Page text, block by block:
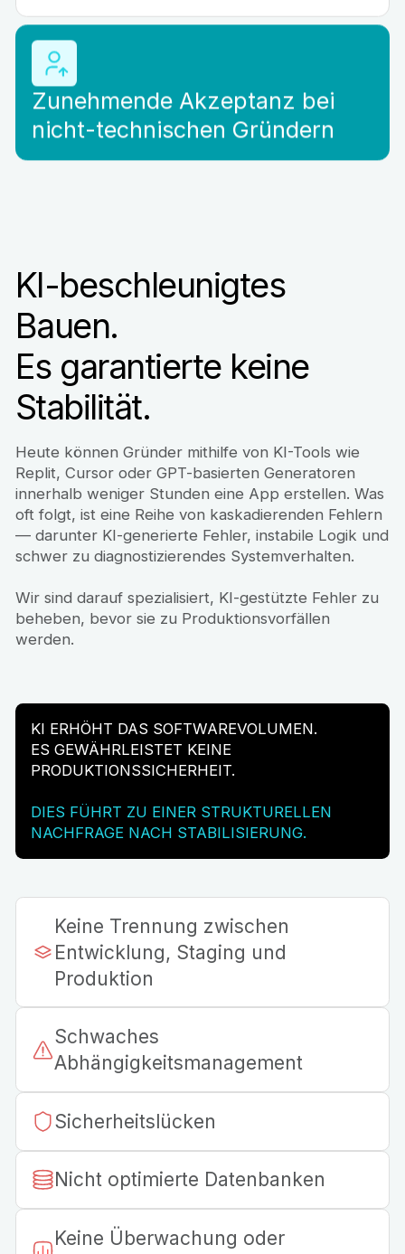
Zunehmende Akzeptanz bei
nicht-technischen Gründern
Keine Trennung zwischen
Entwicklung, Staging und
Produktion
Schwaches
Abhängigkeitsmanagement
Sicherheitslücken
Nicht optimierte Datenbanken
Keine Überwachung oder
KI-beschleunigtes
Bauen.
Es garantierte keine
Stabilität.
Heute können Gründer mithilfe von KI-Tools wie
Replit, Cursor oder GPT-basierten Generatoren
innerhalb weniger Stunden eine App erstellen. Was
oft folgt, ist eine Reihe von kaskadierenden Fehlern
— darunter KI-generierte Fehler, instabile Logik und
schwer zu diagnostizierendes Systemverhalten.
Wir sind darauf spezialisiert, KI-gestützte Fehler zu
beheben, bevor sie zu Produktionsvorfällen
werden.
KI ERHÖHT DAS SOFTWAREVOLUMEN.
ES GEWÄHRLEISTET KEINE
PRODUKTIONSSICHERHEIT.
DIES FÜHRT ZU EINER STRUKTURELLEN
NACHFRAGE NACH STABILISIERUNG.